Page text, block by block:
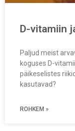
D-vitamiin
Paljud meist
koguses D-
päikeselistes
kasutavad?
ROHKEM »